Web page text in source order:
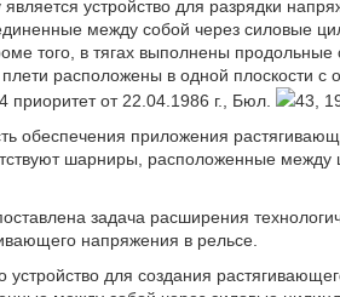
устройство для разрядки
между собой через силовые
того, в тягах выполнены продольные
расположены в одной плоскости с
от 22.04.1986 г., Бюл.
43,
обеспечения приложения
шарниры, расположенные
задача расширения
напряжения в рельсе.
устройство для создания